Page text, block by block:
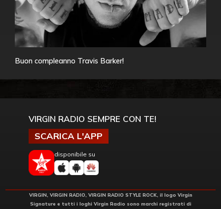
Buon compleanno Travis Barker!
VIRGIN RADIO SEMPRE CON TE!
SCARICA L'APP
disponibile su
VIRGIN, VIRGIN RADIO, VIRGIN RADIO STYLE ROCK, il logo Virgin
Signature e tutti i loghi Virgin Radio sono marchi registrati di